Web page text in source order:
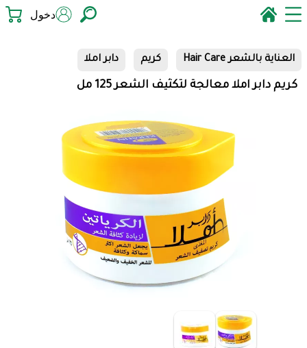
دخول
العناية بالشعر Hair Care كريم دابر املا
كريم دابر املا معالجة لتكثيف الشعر 125 مل